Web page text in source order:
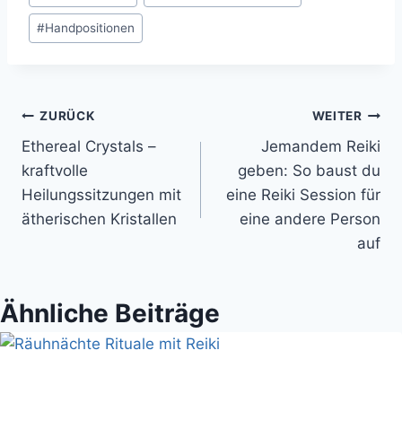
#Handpositionen
Beitragsnavigation
ZURÜCK
Ethereal Crystals –
kraftvolle
Heilungssitzungen mit
ätherischen Kristallen
WEITER
Jemandem Reiki
geben: So baust du
eine Reiki Session für
eine andere Person
auf
Ähnliche Beiträge